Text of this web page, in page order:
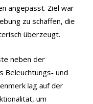
angepasst. Ziel war
zu schaffen, die
überzeugt.
neben der
Beleuchtungs- und
lag auf der
um